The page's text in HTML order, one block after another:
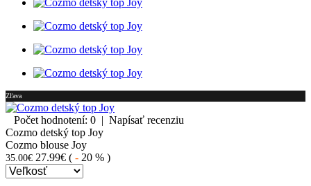
Zľava
Počet hodnotení: 0 | Napísať recenziu
Cozmo detský top Joy
Cozmo blouse Joy
35.00€ 27.99€ ( - 20 % )